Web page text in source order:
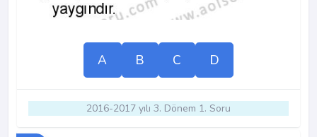
A B C D
2016-2017 yılı 3. Dönem 1. Soru